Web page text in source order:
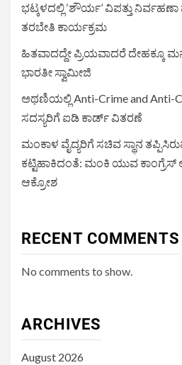
ಭಟ್ಕಳದಲ್ಲಿ ‘ಶೌರ್ಯ’ ವಿಪತ್ತು
ತರಬೇತಿ ಕಾರ್ಯಕ್ರಮ
ಹಿತವಾದದ್ದೇ ಪ್ರಿಯವಾದರೆ ದೇಹಕ್ಕೂ
ಭಾರತೀ ಸ್ವಾಮೀಜಿ
ಅಥಣಿಯಲ್ಲಿ Anti-Crime and Anti-
ಸದಸ್ಯರಿಗೆ ಐಡಿ ಕಾರ್ಡ್ ವಿತರಣೆ
ಮಂಕಾಳ ವೈದ್ಯರಿಗೆ ಸಚಿವ ಸ್ಥಾನ
ಕಟ್ಟಿಹಾಕಿದಂತೆ: ಮಂಕಿ ಯುವ ಕಾಂಗ್ರೆಸ್
ಆಕ್ರೋಶ
RECENT COMMENTS
No comments to show.
ARCHIVES
August 2026